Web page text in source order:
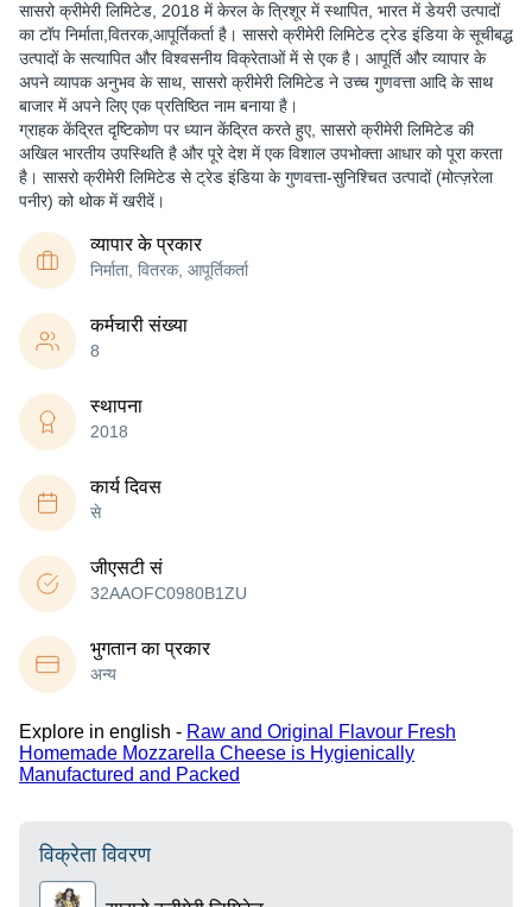
सासरो क्रीमेरी लिमिटेड , 2018 में केरल के त्रिशूर में स्थापित, भारत में डेयरी उत्पादों
का टॉप निर्माता,वितरक,आपूर्तिकर्ता है। सासरो क्रीमेरी लिमिटेड ट्रेड इंडिया के सूचीबद्ध
उत्पादों के सत्यापित और विश्वसनीय विक्रेताओं में से एक है। आपूर्ति और व्यापार के
अपने व्यापक अनुभव के साथ, सासरो क्रीमेरी लिमिटेड ने उच्च गुणवत्ता आदि के साथ
बाजार में अपने लिए एक प्रतिष्ठित नाम बनाया है।
ग्राहक केंद्रित दृष्टिकोण पर ध्यान केंद्रित करते हुए, सासरो क्रीमेरी लिमिटेड की
अखिल भारतीय उपस्थिति है और पूरे देश में एक विशाल उपभोक्ता आधार को पूरा करता
है। सासरो क्रीमेरी लिमिटेड से ट्रेड इंडिया के गुणवत्ता-सुनिश्चित उत्पादों (मोत्ज़रेला
पनीर) को थोक में खरीदें।
व्यापार के प्रकार
निर्माता, वितरक, आपूर्तिकर्ता
कर्मचारी संख्या
8
स्थापना
2018
कार्य दिवस
से
जीएसटी सं
32AAOFC0980B1ZU
भुगतान का प्रकार
अन्य
Explore in english - Raw and Original Flavour Fresh
Homemade Mozzarella Cheese is Hygienically
Manufactured and Packed
विक्रेता विवरण